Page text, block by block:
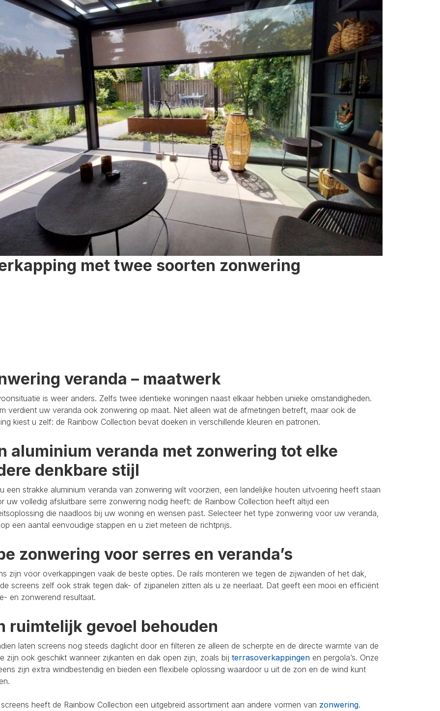
met twee soorten zonwering
veranda – maatwerk
is weer anders. Zelfs twee identieke woningen naast elkaar hebben unieke omstandigheden.
verdient uw veranda ook zonwering op maat. Niet alleen wat de afmetingen betreft, maar ook de
kiest u zelf: de Rainbow Collection bevat doeken in verschillende kleuren en patronen.
aluminium veranda met zonwering tot elke
denkbare stijl
een strakke aluminium veranda van zonwering wilt voorzien, een landelijke houten uitvoering heeft staan
uw volledig afsluitbare serre zonwering nodig heeft: de Rainbow Collection heeft altijd een
die naadloos bij uw woning en wensen past. Selecteer het type zonwering voor uw veranda,
een aantal eenvoudige stappen en u ziet meteen de richtprijs.
zonwering voor serres en veranda’s
zijn voor overkappingen vaak de beste opties. De rails monteren we tegen de zijwanden of het dak,
screens zelf ook strak tegen dak- of zijpanelen zitten als u ze neerlaat. Dat geeft een mooi en efficiënt
en zonwerend resultaat.
ruimtelijk gevoel behouden
laten screens nog steeds daglicht door en filteren ze alleen de scherpte en de directe warmte van de
zijn ook geschikt wanneer zijkanten en dak open zijn, zoals bij terrasoverkappingen en pergola’s. Onze
zijn extra windbestendig en bieden een flexibele oplossing waardoor u uit de zon en de wind kunt
heeft de Rainbow Collection een uitgebreid assortiment aan andere vormen van zonwering.